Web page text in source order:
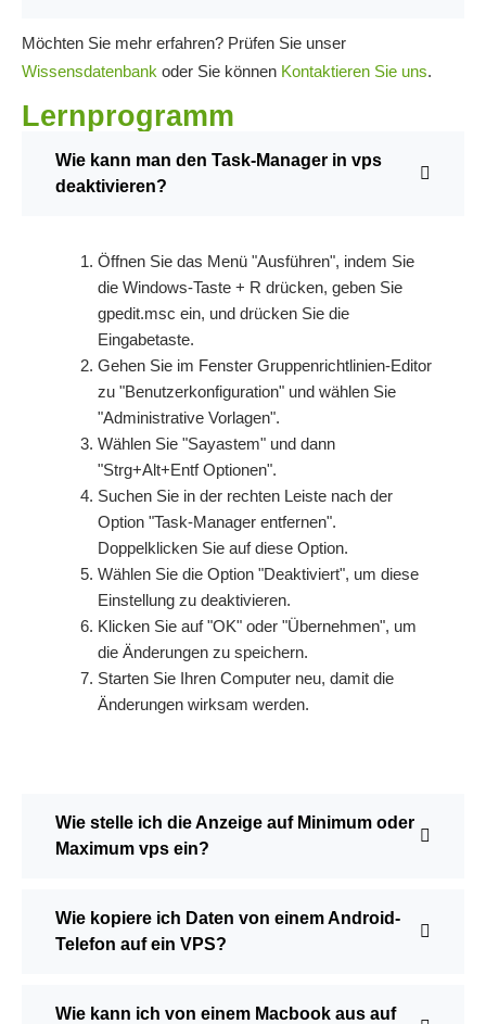
Möchten Sie mehr erfahren? Prüfen Sie unser
Wissensdatenbank oder Sie können Kontaktieren Sie uns.
Lernprogramm
Wie kann man den Task-Manager in vps
deaktivieren?
Öffnen Sie das Menü "Ausführen", indem Sie
die Windows-Taste + R drücken, geben Sie
gpedit.msc ein, und drücken Sie die
Eingabetaste.
Gehen Sie im Fenster Gruppenrichtlinien-Editor
zu "Benutzerkonfiguration" und wählen Sie
"Administrative Vorlagen".
Wählen Sie "Sayastem" und dann
"Strg+Alt+Entf Optionen".
Suchen Sie in der rechten Leiste nach der
Option "Task-Manager entfernen".
Doppelklicken Sie auf diese Option.
Wählen Sie die Option "Deaktiviert", um diese
Einstellung zu deaktivieren.
Klicken Sie auf "OK" oder "Übernehmen", um
die Änderungen zu speichern.
Starten Sie Ihren Computer neu, damit die
Änderungen wirksam werden.
Wie stelle ich die Anzeige auf Minimum oder
Maximum vps ein?
Wie kopiere ich Daten von einem Android-
Telefon auf ein VPS?
Wie kann ich von einem Macbook aus auf